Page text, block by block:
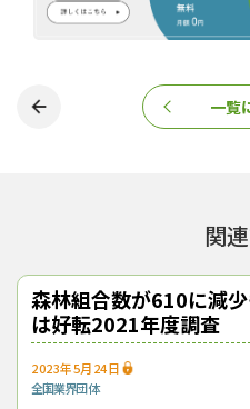
『林政ニュー
おかげさまで、
入りました！ こ
となり、最新の
この記事
一覧
関
森林組合数が610に減
は好転――2021年度調査
2023年5月24日
全国業界団体